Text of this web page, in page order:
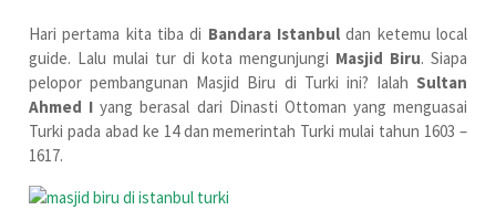
Hari pertama kita tiba di Bandara Istanbuldan ketemu local
guide. Lalu mulai tur di kota mengunjungi Masjid Biru. Siapa
pelopor pembangunan Masjid Biru di Turki ini? Ialah Sultan
Ahmed I yang berasal dari Dinasti Ottoman yang menguasai
Turki pada abad ke 14 dan memerintah Turki mulai tahun 1603 –
1617.